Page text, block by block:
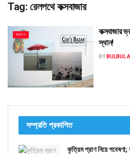
Tag: রেলপথে কক্সবাজার
ভ্রমণ
কক্সবাজার
স্থান!
BY BULBUL
সম্প্রতি প্রকাশিত
কৃত্রিম প্রাণ নিয়ে